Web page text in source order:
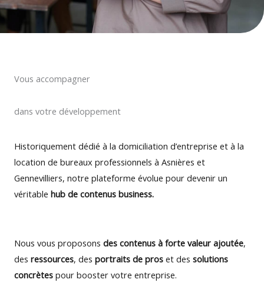
Vous accompagner
dans votre développement
Historiquement dédié à la domiciliation d’entreprise et à la
location de bureaux professionnels à Asnières et
Gennevilliers, notre plateforme évolue pour devenir un
véritable hub de contenus business.
Nous vous proposons des contenus à forte valeur ajoutée,
des ressources, des portraits de pros et des solutions
concrètes pour booster votre entreprise.